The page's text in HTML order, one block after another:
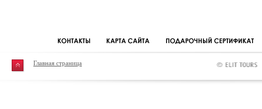
Главная страница